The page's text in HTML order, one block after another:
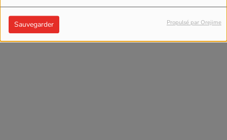
Sauvegarder Propulsé par Orejime